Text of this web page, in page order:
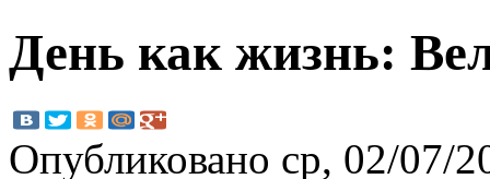
День как жизнь:
Опубликовано ср, 02/07/